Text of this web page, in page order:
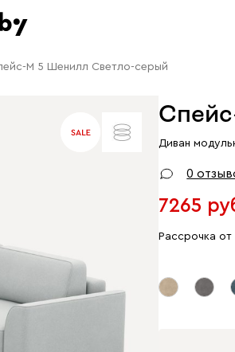
М 5 Шенилл Светло-серый
Диван
0
7265
Рассрочка от